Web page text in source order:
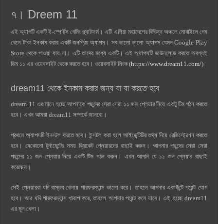
৭। Dreem 11
এই অ্যাপটি একটি ই-স্পোর্টস গেমিং প্ল্যাটফর্ম। এটি এশিয়া মহাদেশের বিভিন্ন অঞ্চলে মোবাইলে গেম
খেলে টাকা ইনকাম করার একটি জনপ্রিয় অ্যাপস। সব ভালো ভালো অ্যাপস যেমন Google Play
Store থেকে পাওয়া যায় না। এটি তাদের মধ্যে একটি। এই অ্যাপসটি ডাউনলোড করতে অবশ্যই
ডিম ১১ এর ওয়েবসাইট থেকে করতে হবে। ওয়েবসাইট লিংক (https://www.dream11.com/)
dream11 থেকে ইনকাম করার জন্য যা যা করতে হবে
dream 11 এর মানে হচ্ছে আপনাকে পছন্দের সেরা সেরা ১১ জন প্লেয়ার নিয়ে একটু টিম গঠন করতে
হবে। এখন আমরা dream11 সম্পর্কে জানবো।
প্রথমে অ্যাপসটি ইনস্টল করতে হবে। ইন্সটল করা হলে আইডেন্টিটির তথ্য দিয়ে রেজিস্ট্রেশন করতে
হবে। যেকোনো টুর্নামেন্টের সময় ক্রিকেট প্লেয়ারদের বাছাই করুন। আপনার পছন্দের সেরা সেরা
পছন্দের ১১ জন প্লেয়ার নিয়ে একটি টিম গঠন করুন। এখন আপনি যে ১১ জন প্লেয়ার বাছাই
করেছেন।
সেই প্লেয়াররা যদি বাস্তব খেলায় পারফরম্যান্স ভালো করে। তাহলে আপনার একাউন্টে পয়েন্ট যোগ
হবে। আর যদি পারফরম্যান্স খারাপ করে, তাহলে আপনার পয়েন্ট কমে যাবে। এই হচ্ছে dream11
এর মূল খেলা।